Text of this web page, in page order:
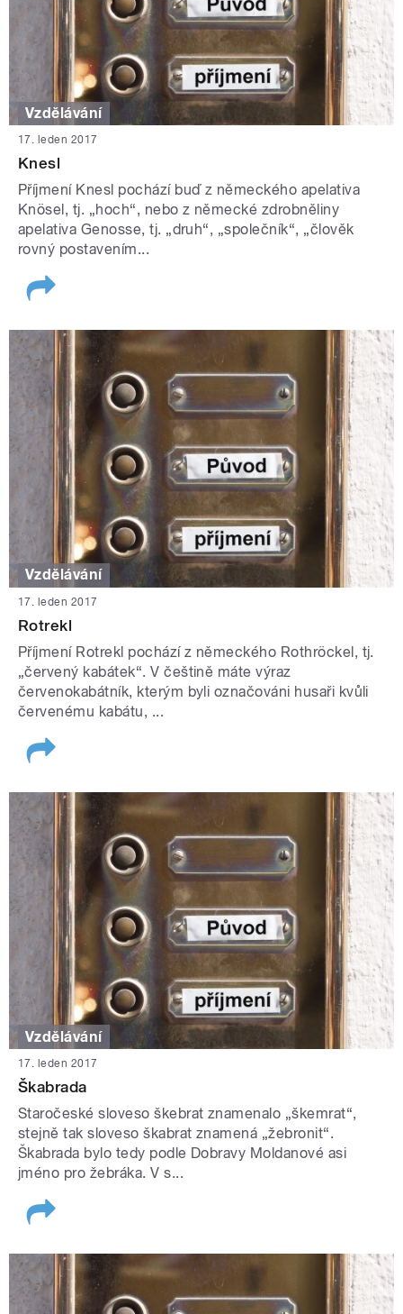
Vzdělávání
17. leden 2017
Knesl
Příjmení Knesl pochází buď z německého apelativa
Knösel, tj. „hoch“, nebo z německé zdrobněliny
apelativa Genosse, tj. „druh“, „společník“, „člověk
rovný postavením...
Vzdělávání
17. leden 2017
Rotrekl
Příjmení Rotrekl pochází z německého Rothröckel, tj.
„červený kabátek“. V češtině máte výraz
červenokabátník, kterým byli označováni husaři kvůli
červenému kabátu, ...
Vzdělávání
17. leden 2017
Škabrada
Staročeské sloveso škebrat znamenalo „škemrat“,
stejně tak sloveso škabrat znamená „žebronit“.
Škabrada bylo tedy podle Dobravy Moldanové asi
jméno pro žebráka. V s...